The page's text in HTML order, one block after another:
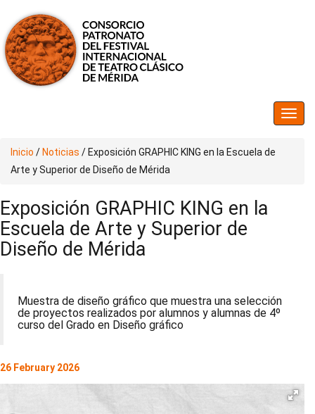
Inicio / Noticias / Exposición GRAPHIC KING en la Escuela de
Arte y Superior de Diseño de Mérida
Exposición GRAPHIC KING en la
Escuela de Arte y Superior de
Diseño de Mérida
Muestra de diseño gráfico que muestra una selección
de proyectos realizados por alumnos y alumnas de 4º
curso del Grado en Diseño gráfico
26 February 2026